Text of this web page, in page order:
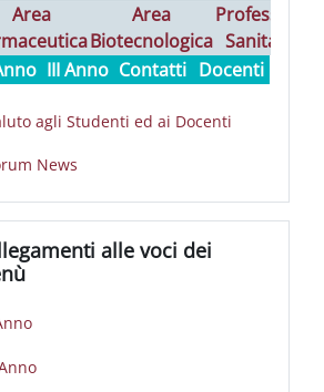
Area
Area
Biotecnologica
Professioni
Sanitarie
III Anno Contatti Docenti
agli Studenti ed ai Docenti
News
alle voci dei
Pagina
Pagina